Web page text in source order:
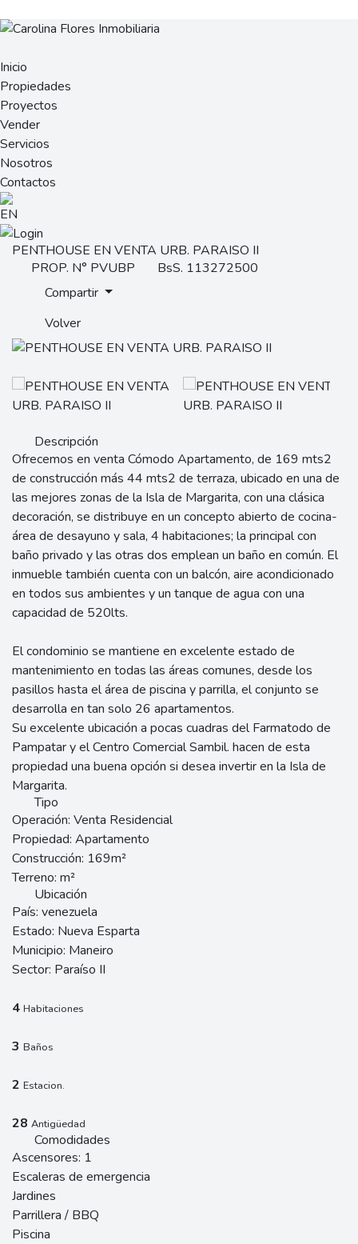
Inicio
Propiedades
Proyectos
Vender
Servicios
Nosotros
Contactos
PENTHOUSE EN VENTA URB. PARAISO II
PROP. N° PVUBP
BsS. 113272500
Compartir
Volver
Descripción
Ofrecemos en venta Cómodo Apartamento, de 169 mts2
de construcción más 44 mts2 de terraza, ubicado en una de
las mejores zonas de la Isla de Margarita, con una clásica
decoración, se distribuye en un concepto abierto de cocina-
área de desayuno y sala, 4 habitaciones; la principal con
baño privado y las otras dos emplean un baño en común. El
inmueble también cuenta con un balcón, aire acondicionado
en todos sus ambientes y un tanque de agua con una
capacidad de 520lts.
El condominio se mantiene en excelente estado de
mantenimiento en todas las áreas comunes, desde los
pasillos hasta el área de piscina y parrilla, el conjunto se
desarrolla en tan solo 26 apartamentos.
Su excelente ubicación a pocas cuadras del Farmatodo de
Pampatar y el Centro Comercial Sambil. hacen de esta
propiedad una buena opción si desea invertir en la Isla de
Margarita.
Tipo
Operación: Venta Residencial
Propiedad: Apartamento
Construcción: 169m²
Terreno: m²
Ubicación
País: venezuela
Estado: Nueva Esparta
Municipio: Maneiro
Sector: Paraíso II
4 Habitaciones
3 Baños
2 Estacion.
28 Antigüedad
Comodidades
Ascensores: 1
Escaleras de emergencia
Jardines
Parrillera / BBQ
Piscina